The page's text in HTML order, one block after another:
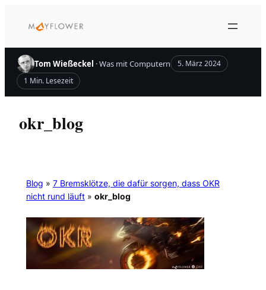
Inhalt
Tom Wießeckel · Was mit Computern
5. März 2024
1 Min. Lesezeit
okr_blog
Blog » 7 Bremsklötze, die dafür sorgen, dass OKR
nicht rund läuft» okr_blog